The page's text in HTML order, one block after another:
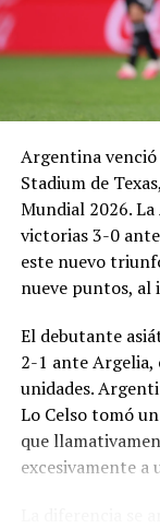
Argentina venció
Stadium de
Mundial 2026.
victorias 3-0
este nuevo
nueve puntos, al
El debutante
2-1 ante Argelia,
unidades.
Lo Celso tomó
que
excesivamente a